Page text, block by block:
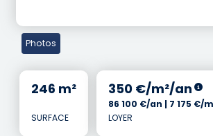
Photos
246 m²
SURFACE
350 €/m²/an
86 100 €/an | 7 175 €/
LOYER